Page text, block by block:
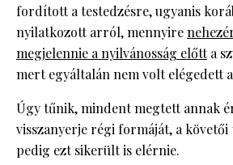
fordított a testedzésre, ugyanis
nyilatkozott arról, mennyire
megjelennie a nyilvánosság előtta
mert egyáltalán nem volt elégedett
Úgy tűnik, mindent megtett annak
visszanyerje régi formáját, a követői
pedig ezt sikerült is elérnie.